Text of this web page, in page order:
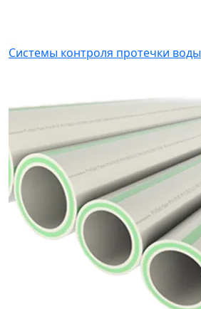
Системы контроля протечки воды